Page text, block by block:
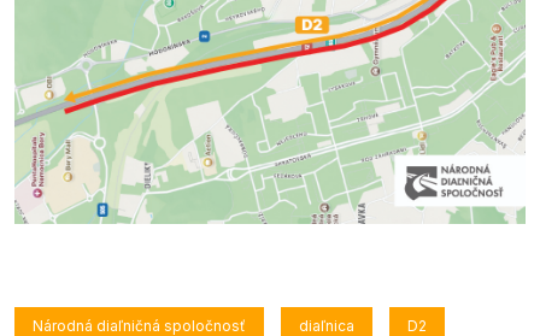
Národná diaľničná spoločnosť diaľnica D2